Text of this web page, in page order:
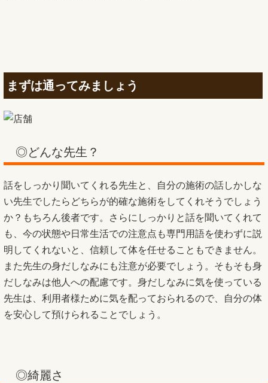
まずは通ってみましょう
◎どんな先生？
話をしっかり聞いてくれる先生と、自分の施術の話しかしな
い先生でしたらどちらが的確な施術をしてくれそうでしょう
か？もちろん後者です。さらにしっかりと話を聞いてくれて
も、今の状態や日常生活での注意点も専門用語を使わずに説
明してくれないと、信頼して体を任せることもできません。
また先生の身だしなみにも注意が必要でしょう。そもそも身
だしなみは他人への配慮です。身だしなみに気を使っている
先生は、利用者様ために気を配っておられるので、自分の体
を安心して預けられることでしょう。
◎綺麗さ